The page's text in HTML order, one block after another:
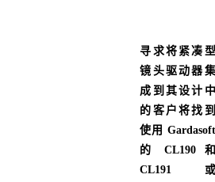
寻求将紧凑型
镜头驱动器集
成到其设计中
的客户将找到
使用 Gardasoft
的 CL190 和
CL191 或